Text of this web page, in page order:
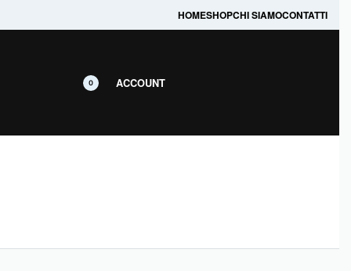
HOMESHOPCHI SIAMOCONTATTI
0 ACCOUNT